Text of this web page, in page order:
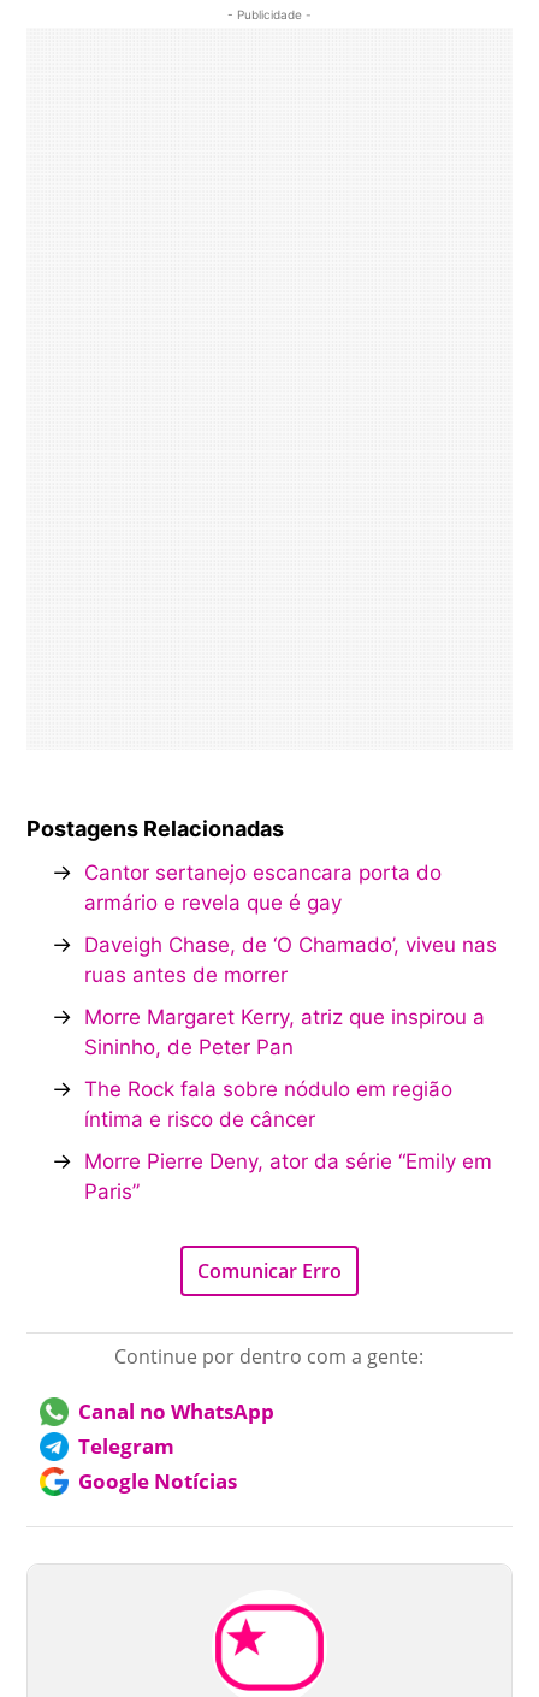
- Publicidade -
Postagens Relacionadas
→ Cantor sertanejo escancara porta do
armário e revela que é gay
→ Daveigh Chase, de ‘O Chamado’, viveu nas
ruas antes de morrer
→ Morre Margaret Kerry, atriz que inspirou a
Sininho, de Peter Pan
→ The Rock fala sobre nódulo em região
íntima e risco de câncer
→ Morre Pierre Deny, ator da série “Emily em
Paris”
Comunicar Erro
Continue por dentro com a gente:
Canal no WhatsApp
Telegram
Google Notícias